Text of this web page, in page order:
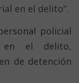
en el delito”.
policial
en el delito,
de detención